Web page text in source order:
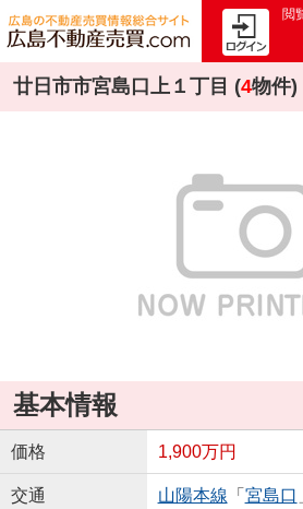
閲
廿日市市宮島口上１丁目 (4物件)
基本情報
価格 1,900万円
交通 山陽本線 「 宮島口